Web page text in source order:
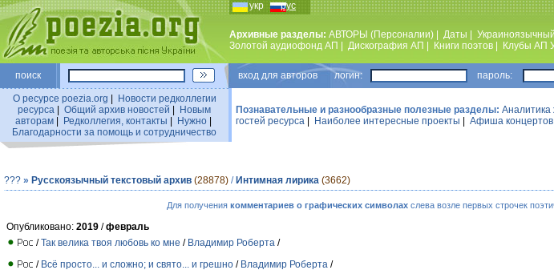
укр рус
Архивные разделы: АВТОРЫ (Персоналии) Даты
Золотой аудиофонд АП
Дискография АП Книги поэтов Клубы АП
поиск вход для авторов логин: пароль:
О ресурсе poezia.org
Новости редколлегии
ресурса
Общий архив новостей
Новым
авторам| Редколлегия, контакты Нужно|
Благодарности за помощь и сотрудничество
Познавательные и разнообразные полезные разделы: Аналитика
гостей ресурса
Наиболее интересные проекты Афиша
??? » Русскоязычный текстовый архив (28878) / Интимная лирика (3662)
Для получения комментариев о графических символахслева возле первых строчек
Опубликовано: 2019 /февраль
/Так велика твоя любовь ко мне / Владимир Роберта /
/ Всё просто... и сложно; и свято... и грешно / Владимир Роберта /